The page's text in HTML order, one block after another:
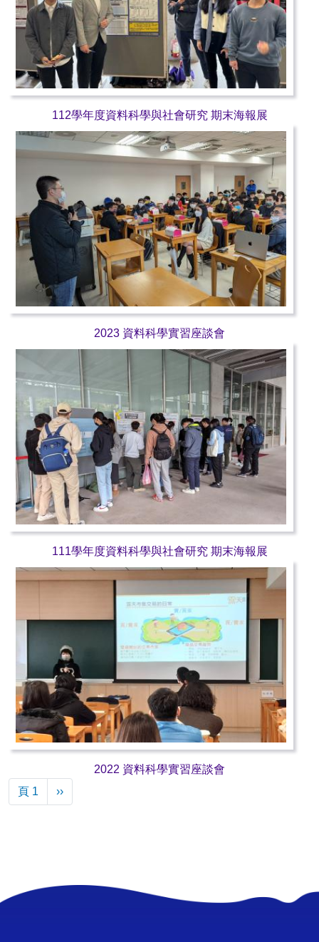
112學年度資料科學與社會研究 期末海報展
2023 資料科學實習座談會
111學年度資料科學與社會研究 期末海報展
2022 資料科學實習座談會
Pagination
頁 1 下一頁
››